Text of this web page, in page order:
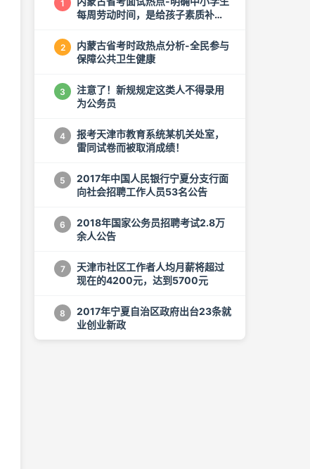
1
每周劳动时间，是给孩子素质补钙
2
内蒙古省考时政热点分析-全民参与
保障公共卫生健康
3
注意了！新规规定这类人不得录用
为公务员
4
报考天津市教育系统某机关处室，
雷同试卷而被取消成绩！
5
2017年中国人民银行宁夏分支行面
向社会招聘工作人员53名公告
6
2018年国家公务员招聘考试2.8万
余人公告
7
天津市社区工作者人均月薪将超过
现在的4200元，达到5700元
8
2017年宁夏自治区政府出台23条就
业创业新政